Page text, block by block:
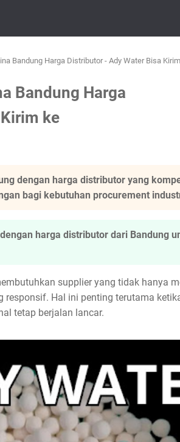
Bandung Harga Distributor - Ady Water Bisa
Bandung Harga
ke
dengan harga distributor yang
bagi kebutuhan procurement
harga distributor dari Bandung
supplier yang tidak hanya
Hal ini penting terutama
tetap berjalan lancar.